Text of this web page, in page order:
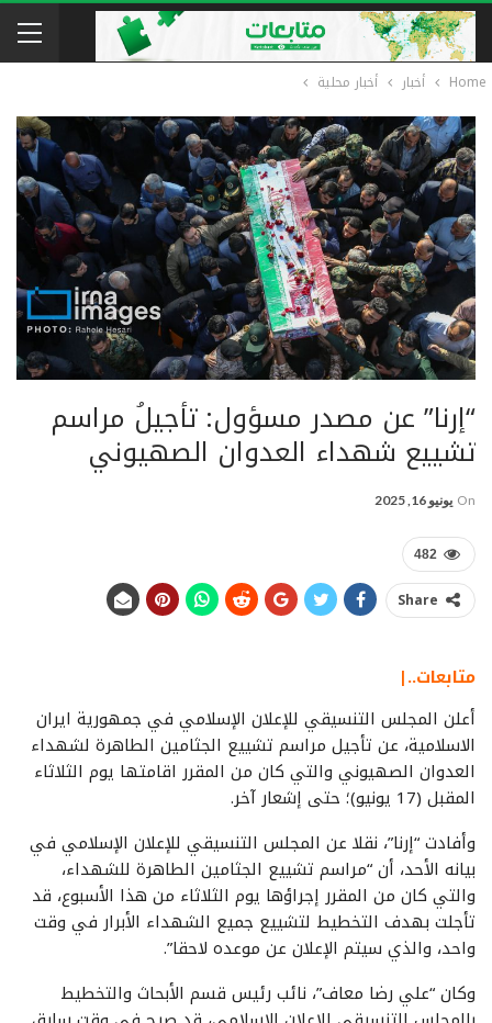
Home أخبار أخبار محلية
“إرنا” عن مصدر مسؤول: تأجيلُ مراسم
تشييع شهداء العدوان الصهيوني
On يونيو 16, 2025
482
Share
متابعات..|
أعلن المجلس التنسيقي للإعلان الإسلامي في جمهورية ايران
الاسلامية، عن تأجيل مراسم تشييع الجثامين الطاهرة لشهداء
العدوان الصهيوني والتي كان من المقرر اقامتها يوم الثلاثاء
المقبل (17 يونيو)؛ حتى إشعار آخر.
وأفادت “إرنا”، نقلا عن المجلس التنسيقي للإعلان الإسلامي في
بيانه الأحد، أن “مراسم تشييع الجثامين الطاهرة للشهداء،
والتي كان من المقرر إجراؤها يوم الثلاثاء من هذا الأسبوع، قد
تأجلت بهدف التخطيط لتشييع جميع الشهداء الأبرار في وقت
واحد، والذي سيتم الإعلان عن موعده لاحقا”.
وكان “علي رضا معاف”، نائب رئيس قسم الأبحاث والتخطيط